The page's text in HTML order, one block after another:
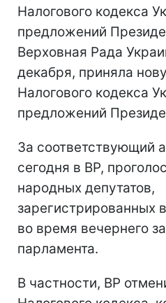
Налогового кодекса
предложений
Верховная Рада
декабря, приняла
Налогового кодекса
предложений
За соответствующий
сегодня в ВР,
народных депутатов,
зарегистрированных
во время вечернего
парламента.
В частности, ВР